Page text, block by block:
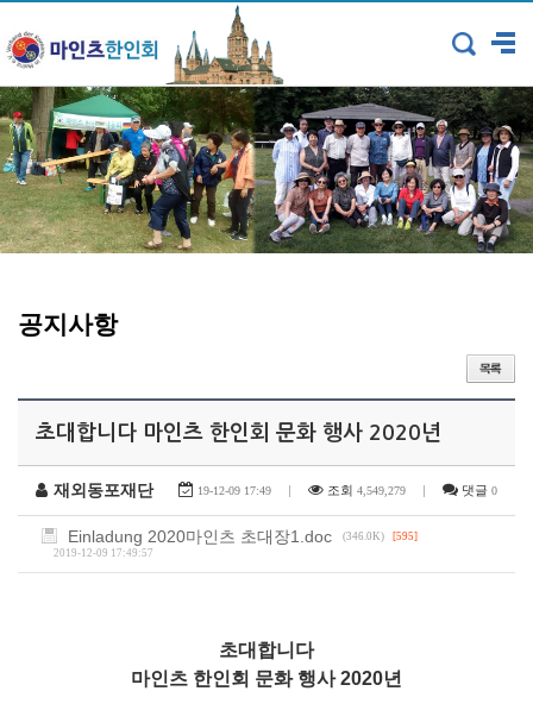
공지사항
초대합니다 마인츠 한인회 문화 행사 2020년
재외동포재단 19-12-09 17:49 조회 4,549,279 댓글 0
Einladung 2020마인츠 초대장1.doc (346.0K)
[595]
2019-12-09 17:49:57
초대합니다
마인츠 한인회 문화 행사 2020년